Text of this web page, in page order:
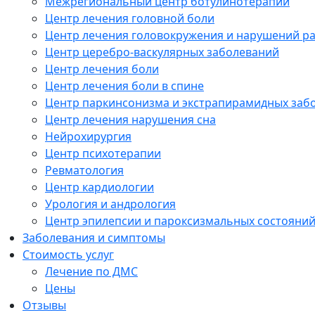
Центр лечения головной боли
Центр лечения головокружения и нарушений
Центр церебро-васкулярных заболеваний
Центр лечения боли
Центр лечения боли в спине
Центр паркинсонизма и экстрапирамидных
Центр лечения нарушения сна
Нейрохирургия
Центр психотерапии
Ревматология
Центр кардиологии
Урология и андрология
Центр эпилепсии и пароксизмальных состояний
Заболевания и симптомы
Стоимость услуг
Лечение по ДМС
Цены
Отзывы